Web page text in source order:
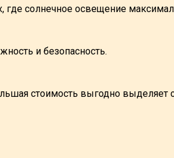
где солнечное освещение
и безопасность.
стоимость выгодно выделяет